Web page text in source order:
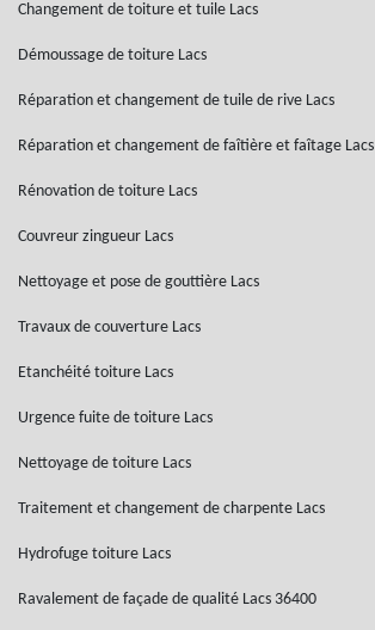
Changement de toiture et tuile Lacs
Démoussage de toiture Lacs
Réparation et changement de tuile de rive Lacs
Réparation et changement de faîtière et faîtage Lacs
Rénovation de toiture Lacs
Couvreur zingueur Lacs
Nettoyage et pose de gouttière Lacs
Travaux de couverture Lacs
Etanchéité toiture Lacs
Urgence fuite de toiture Lacs
Nettoyage de toiture Lacs
Traitement et changement de charpente Lacs
Hydrofuge toiture Lacs
Ravalement de façade de qualité Lacs 36400